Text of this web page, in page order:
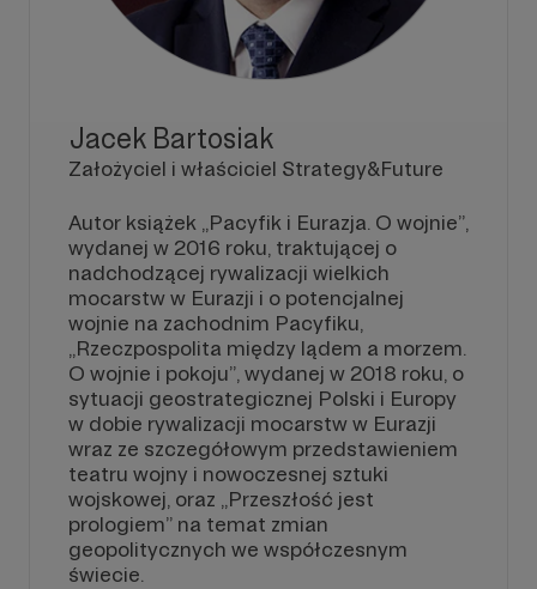
Jacek Bartosiak
Założyciel i właściciel Strategy&Future
Autor książek „Pacyfik i Eurazja. O wojnie”,
wydanej w 2016 roku, traktującej o
nadchodzącej rywalizacji wielkich
mocarstw w Eurazji i o potencjalnej
wojnie na zachodnim Pacyfiku,
„Rzeczpospolita między lądem a morzem.
O wojnie i pokoju”, wydanej w 2018 roku, o
sytuacji geostrategicznej Polski i Europy
w dobie rywalizacji mocarstw w Eurazji
wraz ze szczegółowym przedstawieniem
teatru wojny i nowoczesnej sztuki
wojskowej, oraz „Przeszłość jest
prologiem” na temat zmian
geopolitycznych we współczesnym
świecie.